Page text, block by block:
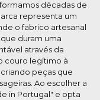
décadas de
representa um
o fabrico artesanal
duram uma
através da
couro legítimo à
peças que
Ao escolher a
in Portugal" e opta